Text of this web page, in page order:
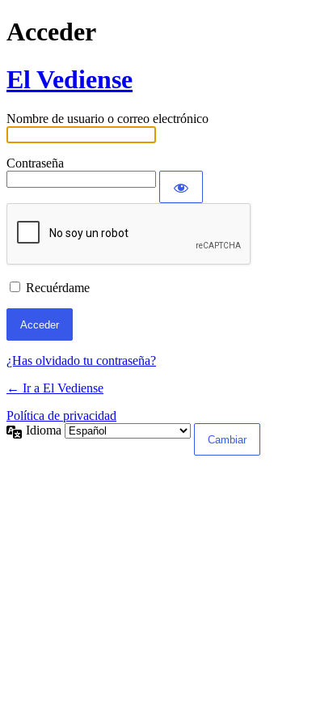
Acceder
El Vediense
Nombre de usuario o correo electrónico
Contraseña
Recuérdame
¿Has olvidado tu contraseña?
← Ir a El Vediense
Política de privacidad
Idioma